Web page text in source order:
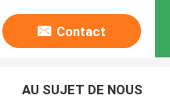
Contact
AU SUJET DE NOUS